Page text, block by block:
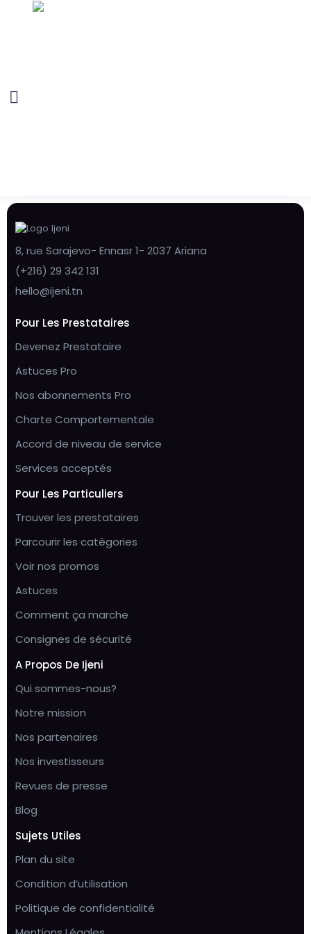
8, rue Sarajevo- Ennasr 1- 2037 Ariana
(+216) 29 342 131
hello@ijeni.tn
Pour Les Prestataires
Devenez Prestataire
Astuces Pro
Nos abonnements Pro
Charte Comportementale
Accord de niveau de service
Services acceptés
Pour Les Particuliers
Trouver les prestataires
Parcourir les catégories
Voir nos promos
Astuces
Comment ça marche
Consignes de sécurité
A Propos De Ijeni
Qui sommes-nous?
Notre mission
Nos partenaires
Nos investisseurs
Revues de presse
Blog
Sujets Utiles
Plan du site
Condition d’utilisation
Politique de confidentialité